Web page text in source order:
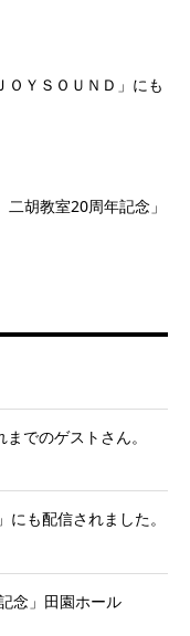
ＹＳＯＵＮＤ」にも
胡教室20周年記念」
でのゲストさん。
も配信されました。
念」田園ホール